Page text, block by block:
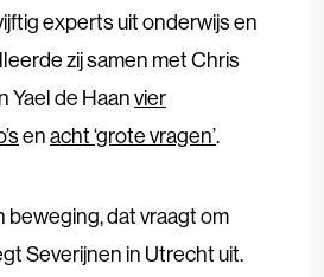
experts uit onderwijs en
zij samen met Chris
Yael de Haanvier
enacht ‘grote vragen’.
beweging, dat vraagt om
Severijnen in Utrecht uit.